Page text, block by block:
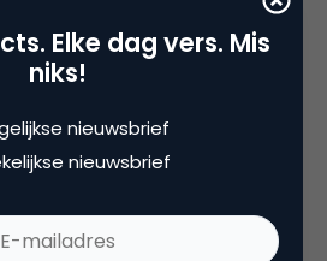
Elke dag vers. Mis
niks!
nieuwsbrief
nieuwsbrief